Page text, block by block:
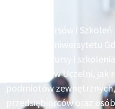
Centrum Kursów i Szkoleń
jednostką Uniwersytetu
organizuje kursy i
pracowników Uczelni, jak
podmiotów
przedsiębiorców oraz